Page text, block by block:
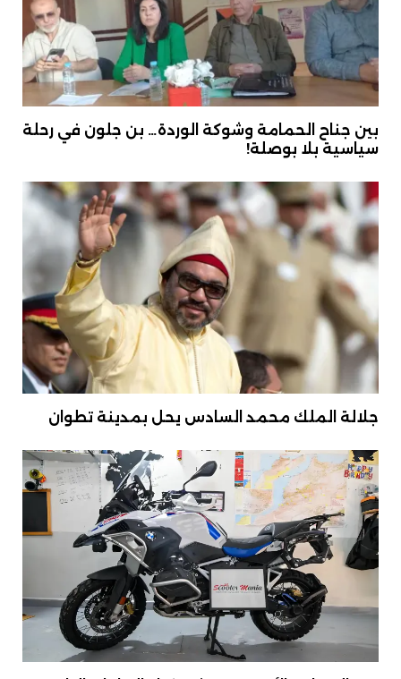
بين جناح الحمامة وشوكة الوردة… بن جلون في رحلة
سياسية بلا بوصلة!
جلالة الملك محمد السادس يحل بمدينة تطوان